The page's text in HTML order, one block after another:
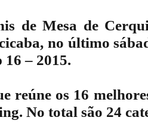
de Mesa de
no último
– 2015.
reúne os 16
No total são 24